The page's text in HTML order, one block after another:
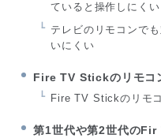
ていると操作しにくい
テレビのリモコンで
いにくい
Fire TV Stickのリモコ
Fire TV Stickのリモ
第1世代や第2世代の